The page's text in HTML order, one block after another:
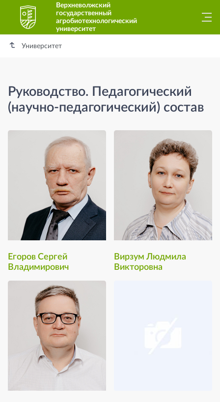
Верхневолжский
государственный
агробиотехнологический
университет
Университет
Руководство. Педагогический
(научно-педагогический) состав
Егоров Сергей
Владимирович
Вирзум Людмила
Викторовна